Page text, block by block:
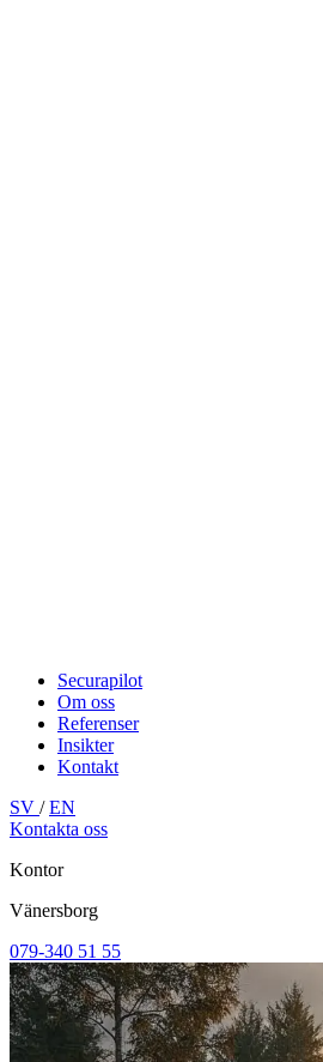
Securapilot
Om oss
Referenser
Insikter
Kontakt
SV / EN
Kontakta oss
Kontor
Vänersborg
079-340 51 55